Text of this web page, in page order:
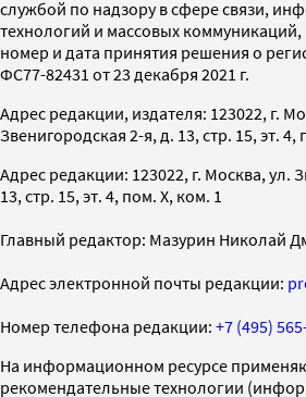
службой по надзору в сфере связи,
технологий и массовых
номер и дата принятия решения о
ФС77-82431 от 23 декабря 2021 г.
Адрес редакции, издателя: 123022, г.
Звенигородская 2-я, д. 13, стр. 15, эт. 4,
Адрес редакции: 123022, г. Москва, ул.
13, стр. 15, эт. 4, пом. X, ком. 1
Главный редактор: Мазурин Николай
Адрес электронной почты редакции:
Номер телефона редакции: +7 (495)
На информационном ресурсе
рекомендательные технологии